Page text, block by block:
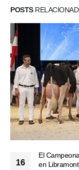
POSTS
16
El
en